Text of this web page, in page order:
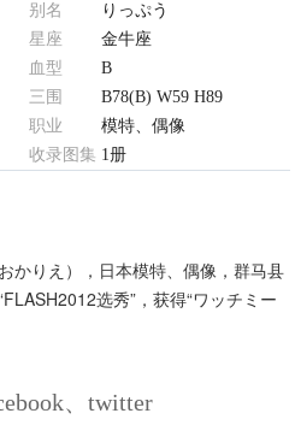
别名
りっぷう
星座
金牛座
血型
B
三围
B78(B) W59 H89
职业
模特、偶像
收录图集 1册
かりえ），日本模特、偶像，群马县
选秀”，获得“ワッチミー
、twitter